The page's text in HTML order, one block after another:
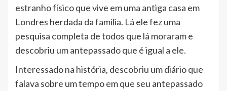
estranho físico que vive em uma antiga casa em
Londres herdada da família. Lá ele fez uma
pesquisa completa de todos que lá moraram e
descobriu um antepassado que é igual a ele.
Interessado na história, descobriu um diário que
falava sobre um tempo em que seu antepassado